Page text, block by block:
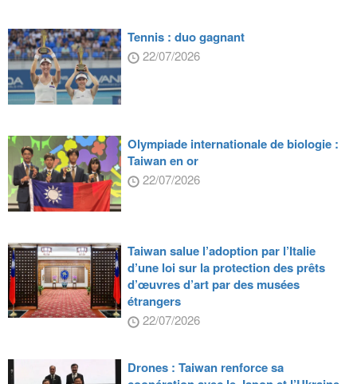
Tennis : duo gagnant
22/07/2026
Olympiade internationale de biologie :
Taiwan en or
22/07/2026
Taiwan salue l’adoption par l’Italie
d’une loi sur la protection des prêts
d’œuvres d’art par des musées
étrangers
22/07/2026
Drones : Taiwan renforce sa